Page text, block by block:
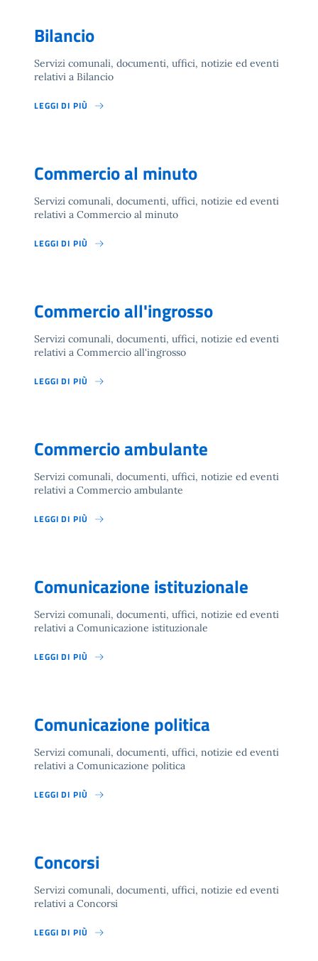
Bilancio
Servizi comunali, documenti, uffici, notizie ed eventi
relativi a Bilancio
LEGGI DI PIÙ
Commercio al minuto
Servizi comunali, documenti, uffici, notizie ed eventi
relativi a Commercio al minuto
LEGGI DI PIÙ
Commercio all'ingrosso
Servizi comunali, documenti, uffici, notizie ed eventi
relativi a Commercio all'ingrosso
LEGGI DI PIÙ
Commercio ambulante
Servizi comunali, documenti, uffici, notizie ed eventi
relativi a Commercio ambulante
LEGGI DI PIÙ
Comunicazione istituzionale
Servizi comunali, documenti, uffici, notizie ed eventi
relativi a Comunicazione istituzionale
LEGGI DI PIÙ
Comunicazione politica
Servizi comunali, documenti, uffici, notizie ed eventi
relativi a Comunicazione politica
LEGGI DI PIÙ
Concorsi
Servizi comunali, documenti, uffici, notizie ed eventi
relativi a Concorsi
LEGGI DI PIÙ